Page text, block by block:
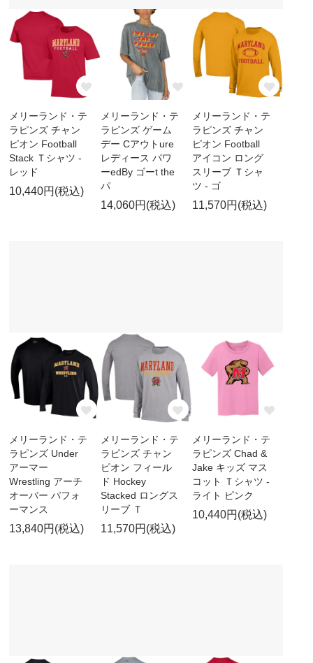
メリーランド・テ
ラピンズ チャン
ピオン Football
Stack Ｔシャツ -
レッド
10,440円(税込)
メリーランド・テ
ラピンズ ゲーム
デー Cアウトure
レディース パワ
ーedBy ゴーt the
パ
14,060円(税込)
メリーランド・テ
ラピンズ チャン
ピオン Football
アイコン ロング
スリーブ Ｔシャ
ツ - ゴ
11,570円(税込)
メリーランド・テ
ラピンズ Under
アーマー
Wrestling アーチ
オーバー パフォ
ーマンス
13,840円(税込)
メリーランド・テ
ラピンズ チャン
ピオン フィール
ド Hockey
Stacked ロングス
リーブ Ｔ
11,570円(税込)
メリーランド・テ
ラピンズ Chad &
Jake キッズ マス
コット Ｔシャツ -
ライト ピンク
10,440円(税込)